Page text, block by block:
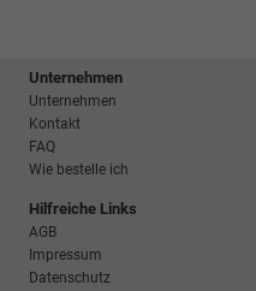
Unternehmen
Unternehmen
Kontakt
FAQ
Wie bestelle ich
Hilfreiche Links
AGB
Impressum
Datenschutz